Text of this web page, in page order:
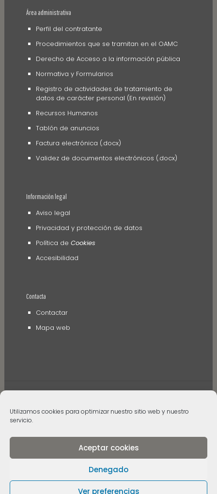
Utilizamos cookies para optimizar nuestro sitio web y nuestro
servicio.
Aceptar cookies
Denegado
Ver preferencias
Área administrativa
Perfil del contratante
Procedimientos que se tramitan en el OAMC
Derecho de Acceso a la información pública
Normativa y Formularios
Registro de actividades de tratamiento de
datos de carácter personal (En revisión)
Recursos Humanos
Tablón de anuncios
Factura electrónica (.docx)
Validez de documentos electrónicos (.docx)
Información legal
Aviso legal
Privacidad y protección de datos
Política de Cookies
Accesibilidad
Contacta
Contactar
Mapa web